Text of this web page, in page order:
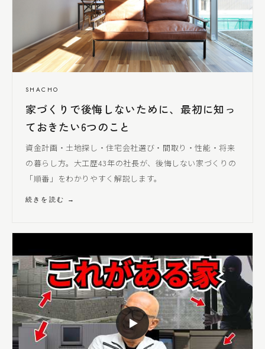
SHACHO
家づくりで後悔しないために、最初に知っ
ておきたい6つのこと
資金計画・土地探し・住宅会社選び・間取り・性能・将来
の暮らし方。大工歴43年の社長が、後悔しない家づくりの
「順番」をわかりやすく解説します。
続きを読む →
▶